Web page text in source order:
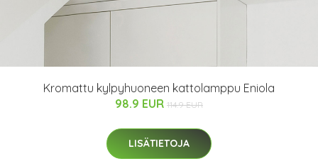
Kromattu kylpyhuoneen kattolamppu Eniola
98.9 EUR 114.9 EUR
LISÄTIETOJA